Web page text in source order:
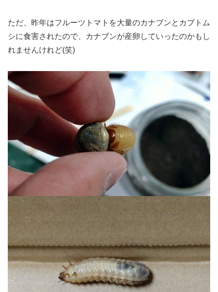
ただ、昨年はフルーツトマトを大量のカナブンとカブトム
シに食害されたので、カナブンが産卵していったのかもし
れませんけれど(笑)